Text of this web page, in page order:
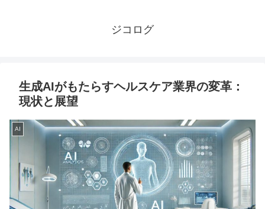
ジコログ
生成AIがもたらすヘルスケア業界の変革：
現状と展望
AI